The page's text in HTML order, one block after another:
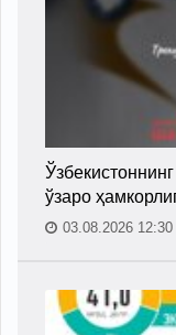
ўзаро
03.08.2026 12:30